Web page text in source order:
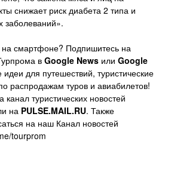
снижает риск диабета 2 типа и
заболеваний».
смартфоне? Подпишитесь на
в Google News или Google
идеи для путешествий, туристические
распродажам туров и авиабилетов!
туристических новостей
на PULSE.MAIL.RU. Также
на наш Канал новостей
tourprom